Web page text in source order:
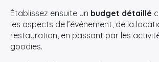
Établissez ensuite un budget détaillé
les aspects de l’événement, de la
restauration, en passant par les
goodies.